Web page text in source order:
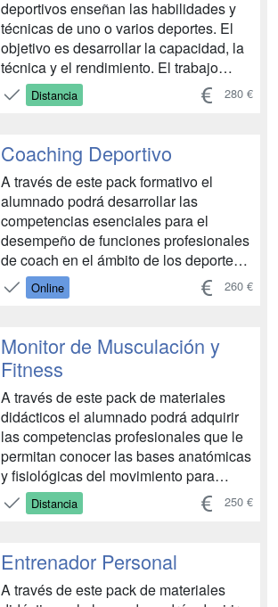
deportivos enseñan las habilidades y
técnicas de uno o varios deportes. El
objetivo es desarrollar la capacidad, la
técnica y el rendimiento. El trabajo
suele ser a tiempo parcial, cuando no
Distancia 280 €
Coaching Deportivo
A través de este pack formativo el
alumnado podrá desarrollar las
competencias esenciales para el
desempeño de funciones profesionales
de coach en el ámbito de los deportes.
Para ello, aprenderá a emplear las
tácticas más eficaces para lograr que
conciencia personal y grupal, sepa
gestionar sus emociones, desarro...
Online 260 €
Monitor de Musculación y
Fitness
A través de este pack de materiales
didácticos el alumnado podrá adquirir
las competencias profesionales que le
permitan conocer las bases anatómicas
y fisiológicas del movimiento para
aplicarlas a los ejercicios
característicos de musculación y
fisiológicas a los ejercicios de
musculación y fitness, así como
compre...
Distancia 250 €
Entrenador Personal
A través de este pack de materiales